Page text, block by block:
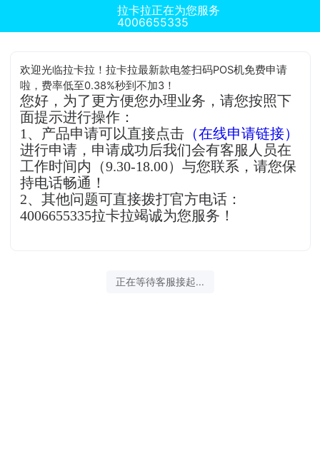
拉卡拉正在为您服务
4006655335
欢迎光临拉卡拉！拉卡拉最新款电签扫码POS机免费申请
啦，费率低至0.38%秒到不加3！
您好，为了更方便您办理业务，请您按照下
面提示进行操作：
1、产品申请可以直接点击 （在线申请链接）
进行申请，申请成功后我们会有客服人员在
工作时间内（9.30-18.00）与您联系，请您保
持电话畅通！
2、其他问题可直接拨打官方电话：
4006655335拉卡拉竭诚为您服务！
正在等待客服接起...